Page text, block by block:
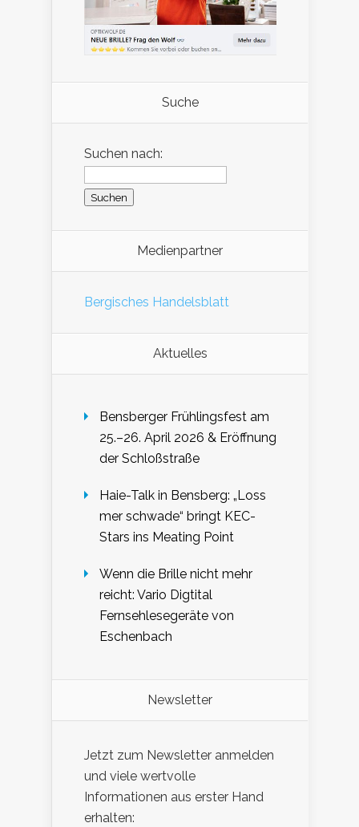
Suche
Suchen nach:
Medienpartner
Bergisches Handelsblatt
Aktuelles
Bensberger Frühlingsfest am
25.–26. April 2026 & Eröffnung
der Schloßstraße
Haie-Talk in Bensberg: „Loss
mer schwade“ bringt KEC-
Stars ins Meating Point
Wenn die Brille nicht mehr
reicht: Vario Digtital
Fernsehlesegeräte von
Eschenbach
Newsletter
Jetzt zum Newsletter anmelden
und viele wertvolle
Informationen aus erster Hand
erhalten: